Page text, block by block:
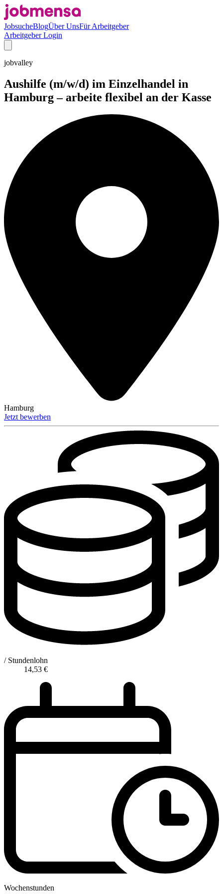
JobsucheBlogÜber UnsFür Arbeitgeber
Arbeitgeber Login
jobvalley
Aushilfe (m/w/d) im Einzelhandel in
Hamburg – arbeite flexibel an der Kasse
Hamburg
Jetzt bewerben
/ Stundenlohn
14,53 €
Wochenstunden